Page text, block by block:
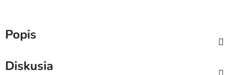
Popis
Diskusia